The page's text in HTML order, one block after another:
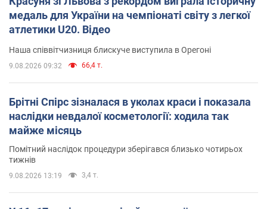
медаль для України на чемпіонаті світу з легкої
атлетики U20. Відео
Наша співвітчизниця блискуче виступила в Орегоні
9.08.2026 09:32 66,4 т.
Брітні Спірс зізналася в уколах краси і показала
наслідки невдалої косметології: ходила так
майже місяць
Помітний наслідок процедури зберігався близько чотирьох
тижнів
9.08.2026 13:19 3,4 т.